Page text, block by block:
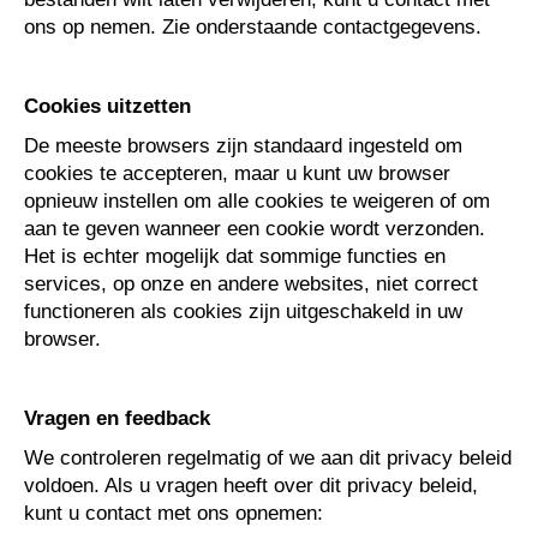
ons op nemen. Zie onderstaande contactgegevens.
Cookies uitzetten
De meeste browsers zijn standaard ingesteld om
cookies te accepteren, maar u kunt uw browser
opnieuw instellen om alle cookies te weigeren of om
aan te geven wanneer een cookie wordt verzonden.
Het is echter mogelijk dat sommige functies en
services, op onze en andere websites, niet correct
functioneren als cookies zijn uitgeschakeld in uw
browser.
Vragen en feedback
We controleren regelmatig of we aan dit privacy beleid
voldoen. Als u vragen heeft over dit privacy beleid,
kunt u contact met ons opnemen: